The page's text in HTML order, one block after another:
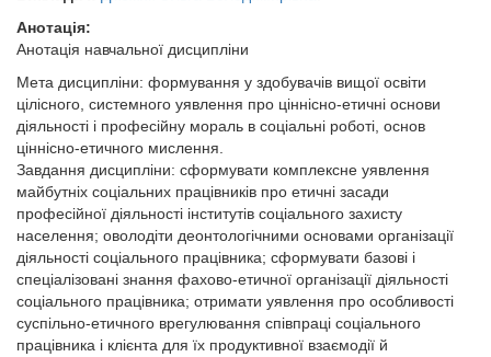
Анотація:
Анотація навчальної дисципліни
Мета дисципліни: формування у здобувачів вищої освіти
цілісного, системного уявлення про ціннісно-етичні основи
діяльності і професійну мораль в соціальні роботі, основ
ціннісно-етичного мислення.
Завдання дисципліни: сформувати комплексне уявлення
майбутніх соціальних працівників про етичні засади
професійної діяльності інститутів соціального захисту
населення; оволодіти деонтологічними основами організації
діяльності соціального працівника; сформувати базові і
спеціалізовані знання фахово-етичної організації діяльності
соціального працівника; отримати уявлення про особливості
суспільно-етичного врегулювання співпраці соціального
працівника і клієнта для їх продуктивної взаємодії й